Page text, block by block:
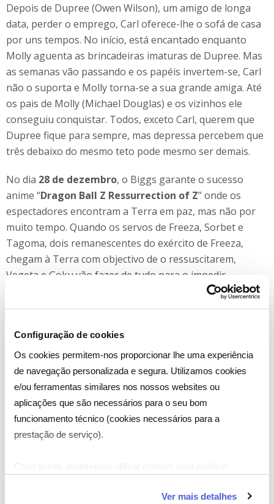
Configuração de cookies
Os cookies permitem-nos proporcionar lhe uma experiência
de navegação personalizada e segura. Utilizamos cookies
e/ou ferramentas similares nos nossos websites ou
aplicações que são necessários para o seu bom
funcionamento técnico (cookies necessários para a
prestação de serviço).
serviço às suas preferências e apresentar-lheVer mais detalhes
Depois de Dupree (Owen Wilson), um amigo de longa
data, perder o emprego, Carl oferece-lhe o sofá de casa
por uns tempos. No início, está encantado enquanto
Molly aguenta as brincadeiras imaturas de Dupree. Mas
as semanas vão passando e os papéis invertem-se, Carl
não o suporta e Molly torna-se a sua grande amiga. Até
os pais de Molly (Michael Douglas) e os vizinhos ele
conseguiu conquistar. Todos, exceto Carl, querem que
Dupree fique para sempre, mas depressa percebem que
três debaixo do mesmo teto pode mesmo ser demais.
No dia 28 de dezembro, o Biggs garante o sucesso
anime “Dragon Ball Z Ressurrection of Z” onde os
espectadores encontram a Terra em paz, mas não por
muito tempo. Quando os servos de Freeza, Sorbet e
Tagoma, dois remanescentes do exército de Freeza,
chegam à Terra com objectivo de o ressuscitarem,
Vegeta e Goku vão fazer de tudo para o impedir
, o Biggs propõe o filme “My
inicial permite introduzir os espectadores na realidade
em que se desenvolve a trama onde 80% das pessoas
têm poderes especiais, apresentando ainda o conceito
de heróis da série e como Midoriya, originalmente uma
pessoa normal, recebeu a individualidade do mais forte
dos heróis, All Might.
Com uma forte aposta no carisma dos personagens e
Midoriya e All Might recebem um convite para a
exposição mais importante do mundo em tecnologia